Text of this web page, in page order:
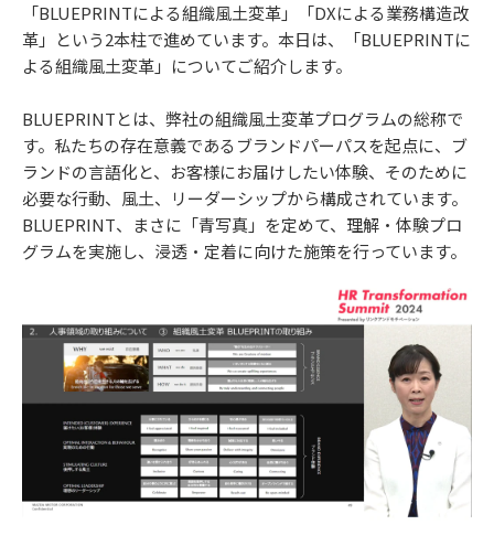
「BLUEPRINTによる組織風土変革」「DXによる業務構造改
革」という2本柱で進めています。本日は、「BLUEPRINTに
よる組織風土変革」についてご紹介します。
BLUEPRINTとは、弊社の組織風土変革プログラムの総称で
す。私たちの存在意義であるブランドパーパスを起点に、ブ
ランドの言語化と、お客様にお届けしたい体験、そのために
必要な行動、風土、リーダーシップから構成されています。
BLUEPRINT、まさに「青写真」を定めて、理解・体験プロ
グラムを実施し、浸透・定着に向けた施策を行っています。